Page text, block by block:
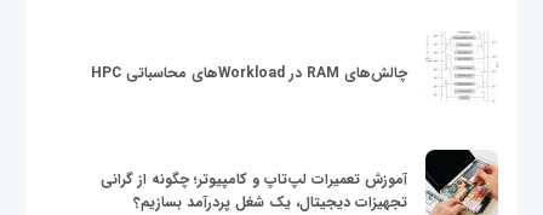
چالش‌های RAM در Workloadهای محاسباتی HPC
آموزش تعمیرات لپ‌تاپ و کامپیوتر؛ چگونه از گرانی
تجهیزات دیجیتال، یک شغل پردرآمد بسازیم؟